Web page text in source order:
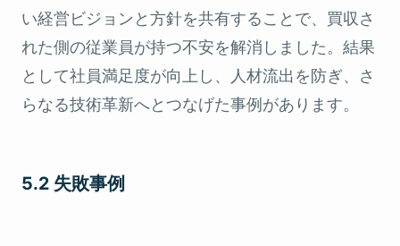
い経営ビジョンと方針を共有することで、買収さ
れた側の従業員が持つ不安を解消しました。結果
として社員満足度が向上し、人材流出を防ぎ、さ
らなる技術革新へとつなげた事例があります。
5.2 失敗事例